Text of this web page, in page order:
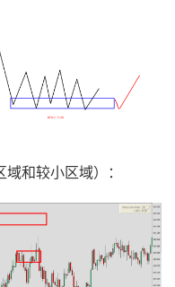
和较小区域）：